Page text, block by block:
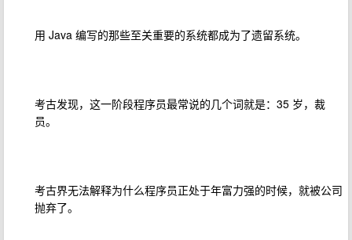
用 Java 编写的那些至关重要的系统都成为了遗留系统。
考古发现，这一阶段程序员最常说的几个词就是：35 岁，裁
员。
考古界无法解释为什么程序员正处于年富力强的时候，就被公司
抛弃了。